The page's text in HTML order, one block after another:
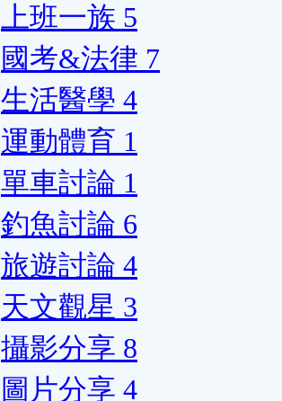
上班一族 5
國考&法律 7
生活醫學 4
運動體育 1
單車討論 1
釣魚討論 6
旅遊討論 4
天文觀星 3
攝影分享 8
圖片分享 4